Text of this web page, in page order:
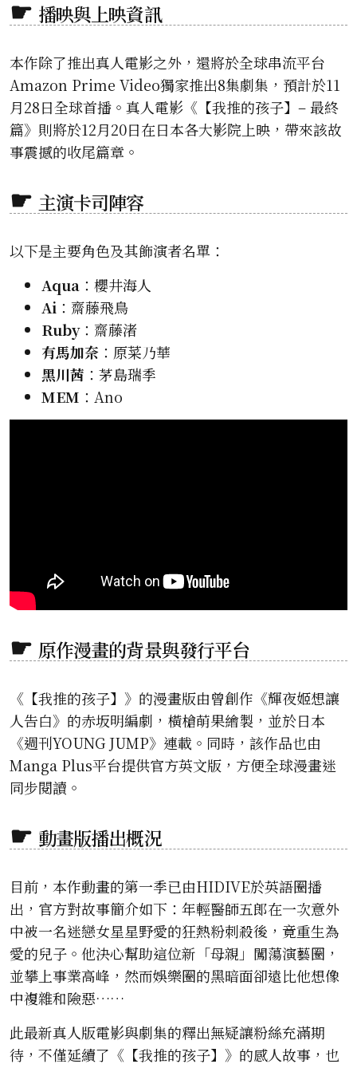
播映與上映資訊
本作除了推出真人電影之外，還將於全球串流平台
Amazon Prime Video獨家推出8集劇集，預計於11
月28日全球首播。真人電影《【我推的孩子】– 最終
篇》則將於12月20日在日本各大影院上映，帶來該故
事震撼的收尾篇章。
主演卡司陣容
以下是主要角色及其飾演者名單：
Aqua ：櫻井海人
Ai ：齋藤飛鳥
Ruby：齋藤渚
有馬加奈 ：原菜乃華
黑川茜 ：茅島瑞季
MEM ：Ano
原作漫畫的背景與發行平台
《【我推的孩子】》的漫畫版由曾創作《輝夜姬想讓
人告白》的赤坂明編劇，橫槍萌果繪製，並於日本
《週刊YOUNG JUMP》連載。同時，該作品也由
Manga Plus平台提供官方英文版，方便全球漫畫迷
同步閱讀。
動畫版播出概況
目前，本作動畫的第一季已由HIDIVE於英語圈播
出，官方對故事簡介如下：年輕醫師五郎在一次意外
中被一名迷戀女星星野愛的狂熱粉刺殺後，竟重生為
愛的兒子。他決心幫助這位新「母親」闖蕩演藝圈，
並攀上事業高峰，然而娛樂圈的黑暗面卻遠比他想像
中複雜和險惡……
此最新真人版電影與劇集的釋出無疑讓粉絲充滿期
待，不僅延續了《【我推的孩子】》的感人故事，也